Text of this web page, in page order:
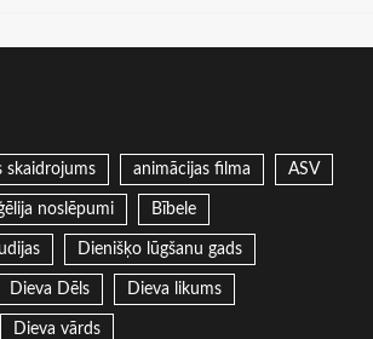
skaidrojums animācijas filma ASV
noslēpumi Bībele
Dienišķo lūgšanu gads
Dieva Dēls Dieva likums
Dieva vārds